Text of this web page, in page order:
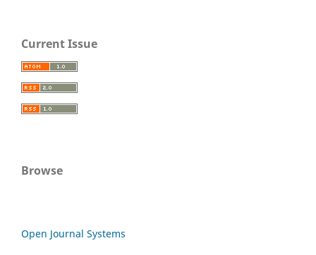
Current Issue
Browse
Open Journal Systems